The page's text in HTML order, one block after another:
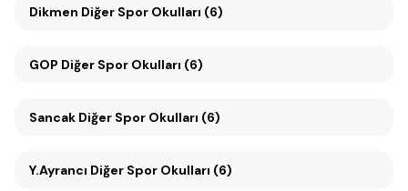
Dikmen Diğer Spor Okulları (6)
GOP Diğer Spor Okulları (6)
Sancak Diğer Spor Okulları (6)
Y.Ayrancı Diğer Spor Okulları (6)